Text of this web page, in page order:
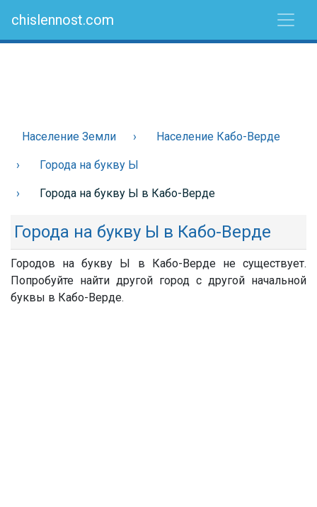
chislennost.com
Население Земли Население Кабо-Верде
Города на букву Ы
Города на букву Ы в Кабо-Верде
Города на букву Ы в Кабо-Верде
Городов на букву Ы в Кабо-Верде не существует.
Попробуйте найти другой город с другой начальной
буквы в Кабо-Верде.